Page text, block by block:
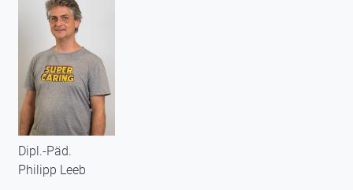
Dipl.-Päd.
Philipp Leeb